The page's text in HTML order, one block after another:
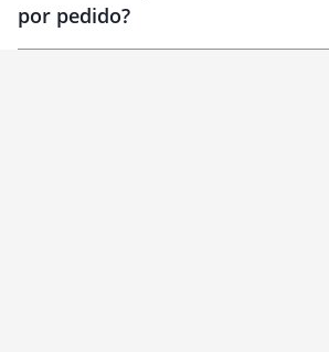
por pedido?